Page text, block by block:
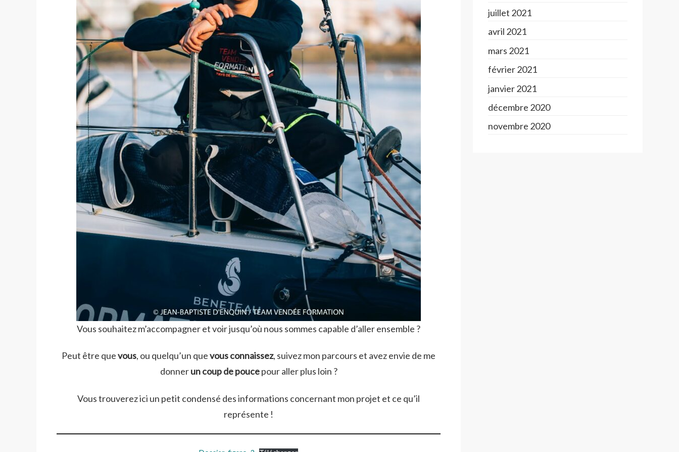
Vous souhaitez m’accompagner et voir jusqu’où nous sommes capable d’aller ensemble ?
Peut être quevous, ou quelqu’un quevous connaissez, suivez mon parcours et avez envie de me
donnerun coup de poucepour aller plus loin ?
Vous trouverez ici un petit condensé des informations concernant mon projet et ce qu’il
représente !
juillet 2021
avril 2021
mars 2021
février 2021
janvier 2021
décembre 2020
novembre 2020